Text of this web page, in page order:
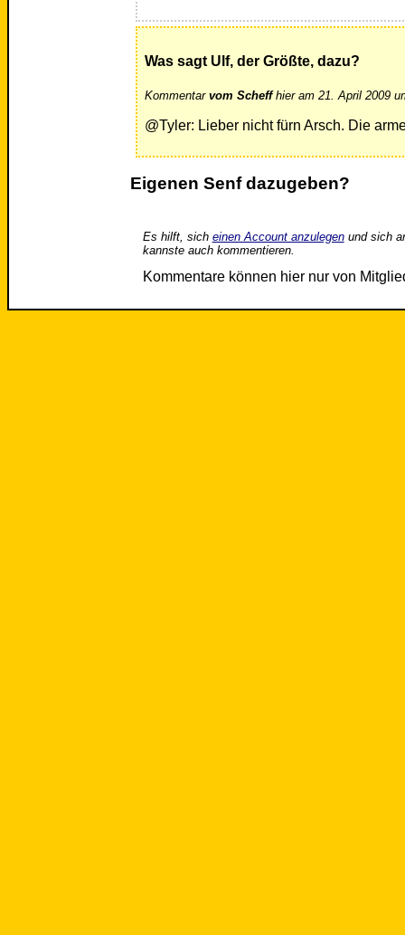
Was sagt Ulf, der Größte, dazu?
Kommentar vom Scheffhier am 21. April 2009
@Tyler: Lieber nicht fürn Arsch. Die
Eigenen Senf dazugeben?
Es hilft, sich einen Account anzulegenund sich
kannste auch kommentieren.
Kommentare können hier nur von